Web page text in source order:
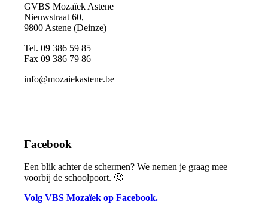
GVBS Mozaïek Astene
Nieuwstraat 60,
9800 Astene (Deinze)
Tel. 09 386 59 85
Fax 09 386 79 86
info@mozaiekastene.be
Facebook
Een blik achter de schermen? We nemen je graag mee
voorbij de schoolpoort. 🙂
Volg VBS Mozaïek op Facebook.